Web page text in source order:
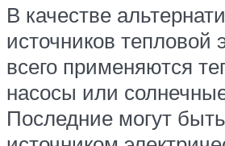
В качестве
источников тепловой
всего применяются
насосы или
Последние могут